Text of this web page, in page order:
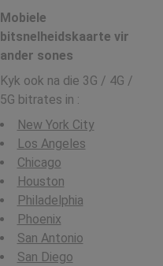
Mobiele
bitsnelheidskaarte vir
ander sones
Kyk ook na die 3G / 4G /
5G bitrates in :
New York City
Los Angeles
Chicago
Houston
Philadelphia
Phoenix
San Antonio
San Diego